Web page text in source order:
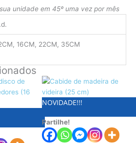
unidade em 45º uma vez por mês
16CM, 22CM, 35CM
NOVIDADE!!!
Partilhe!